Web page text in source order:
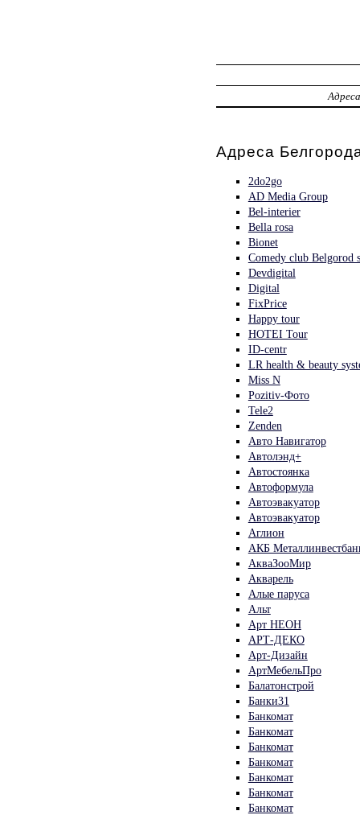
Адреса
Адреса
2do2go
AD Media Group
Bel-interier
Bella rosa
Bionet
Comedy club Belgorod
Devdigital
Digital
FixPrice
Happy tour
HOTEI Tour
ID-centr
LR health & beauty
Miss N
Pozitiv-Фото
Tele2
Zenden
Авто Навигатор
Автолэнд+
Автостоянка
Автоформула
Автоэвакуатор
Автоэвакуатор
Аглион
АКБ
АкваЗооМир
Акварель
Алые паруса
Альт
Арт НЕОН
АРТ-ДЕКО
Арт-Дизайн
АртМебельПро
Балатонстрой
Банки31
Банкомат
Банкомат
Банкомат
Банкомат
Банкомат
Банкомат
Банкомат